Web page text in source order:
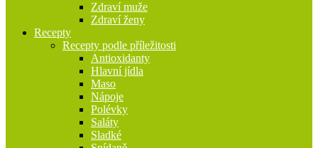
Zdraví muže
Zdraví ženy
Recepty
Recepty podle příležitosti
Antioxidanty
Hlavní jídla
Maso
Nápoje
Polévky
Saláty
Sladké